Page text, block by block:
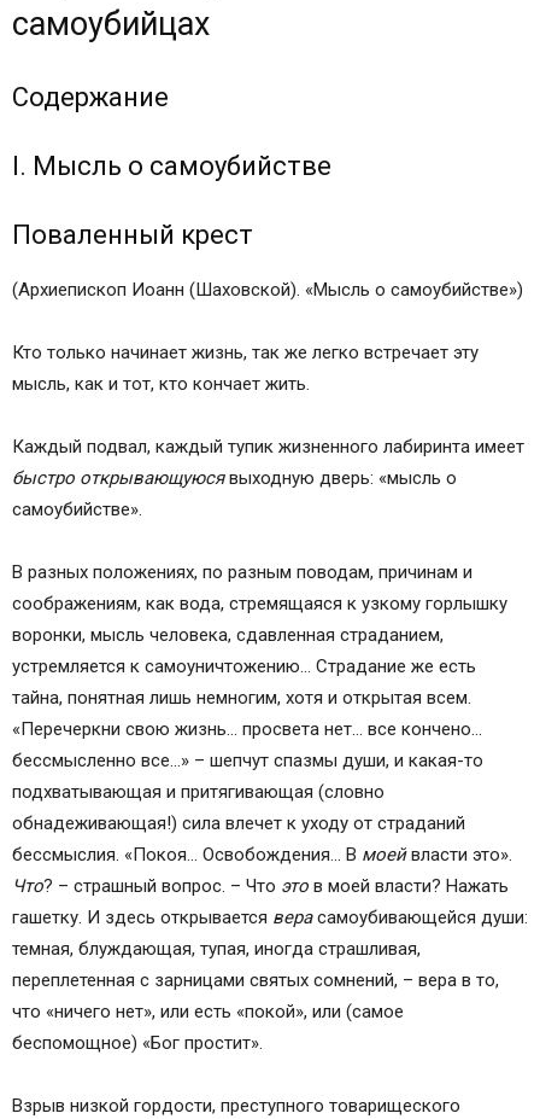
самоубийцах
Содержание
I. Мысль о самоубийстве
Поваленный крест
(Архиепископ Иоанн (Шаховской). «Мысль о самоубийстве»)
Кто только начинает жизнь, так же легко встречает эту
мысль, как и тот, кто кончает жить.
Каждый подвал, каждый тупик жизненного лабиринта имеет
быстро открывающуюсявыходную дверь: «мысль о
самоубийстве».
В разных положениях, по разным поводам, причинам и
соображениям, как вода, стремящаяся к узкому горлышку
воронки, мысль человека, сдавленная страданием,
устремляется к самоуничтожению… Страдание же есть
тайна, понятная лишь немногим, хотя и открытая всем.
«Перечеркни свою жизнь… просвета нет… все кончено…
бессмысленно все…» – шепчут спазмы души, и какая-то
подхватывающая и притягивающая (словно
обнадеживающая!) сила влечет к уходу от страданий
бессмыслия. «Покоя… Освобождения… В моейвласти это».
Что? – страшный вопрос. – Что это в моей власти? Нажать
гашетку. И здесь открывается верасамоубивающейся души:
темная, блуждающая, тупая, иногда страшливая,
переплетенная с зарницами святых сомнений, – вера в то,
что «ничего нет», или есть «покой», или (самое
беспомощное) «Бог простит».
Взрыв низкой гордости, преступного товарищеского